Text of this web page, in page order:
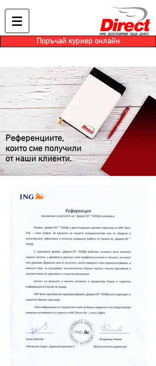
Поръчай куриер онлайн
Референциите,
които сме получили
от наши клиенти.